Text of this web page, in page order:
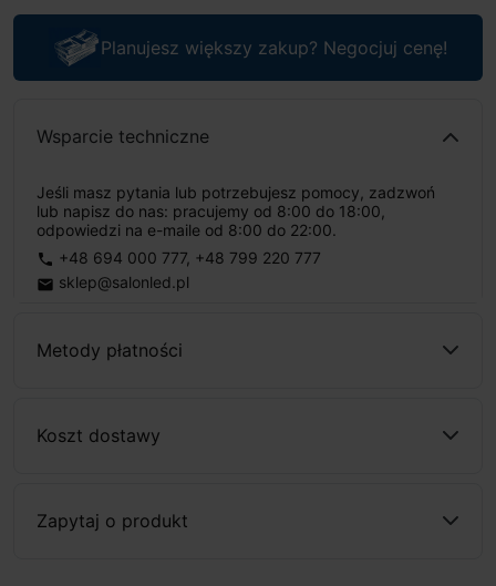
Planujesz większy zakup? Negocjuj cenę!
Wsparcie techniczne
Jeśli masz pytania lub potrzebujesz pomocy, zadzwoń
lub napisz do nas: pracujemy od 8:00 do 18:00,
odpowiedzi na e-maile od 8:00 do 22:00.
phone +48 694 000 777, +48 799 220 777
email sklep@salonled.pl
Metody płatności
Koszt dostawy
Zapytaj o produkt